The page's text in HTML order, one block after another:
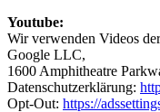
Youtube:
Wir verwenden Videos
Google LLC,
1600 Amphitheatre
Datenschutzerklärung:
Opt-Out: https://